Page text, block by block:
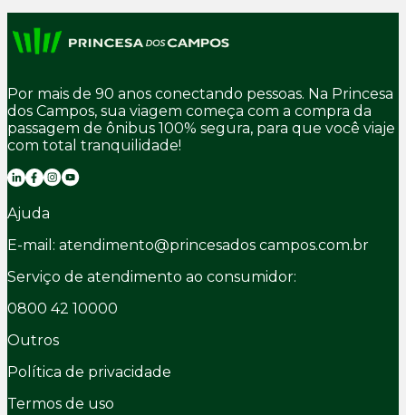
Por mais de 90 anos conectando pessoas. Na Princesa
dos Campos, sua viagem começa com a compra da
passagem de ônibus 100% segura, para que você viaje
com total tranquilidade!
Ajuda
E-mail: atendimento@princesados campos.com.br
Serviço de atendimento ao consumidor:
0800 42 10000
Outros
Política de privacidade
Termos de uso